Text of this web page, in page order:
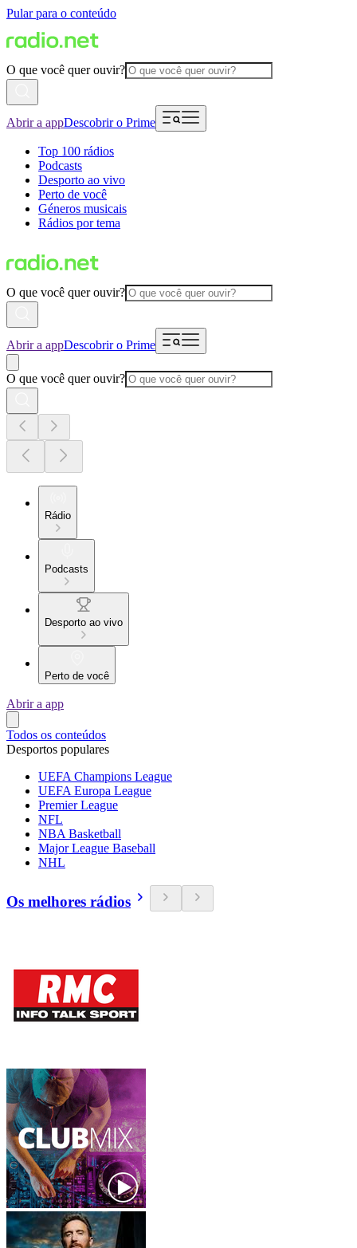
Pular para o conteúdo
O que você quer ouvir?
Abrir a appDescobrir o Prime
Top 100 rádios
Podcasts
Desporto ao vivo
Perto de você
Géneros musicais
Rádios por tema
O que você quer ouvir?
Abrir a appDescobrir o Prime
O que você quer ouvir?
Rádio
Podcasts
Desporto ao vivo
Perto de você
Abrir a app
Todos os conteúdos
Desportos populares
UEFA Champions League
UEFA Europa League
Premier League
NFL
NBA Basketball
Major League Baseball
NHL
Os melhores rádios